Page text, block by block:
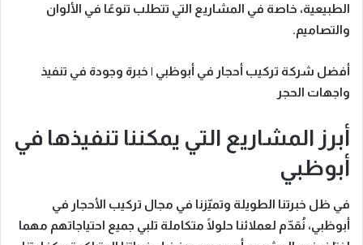
الطبيعية، خاصة في المشاريع التي تتطلب تنوعًا في الألوان
والتصاميم.
أفضل شركة تركيب أحجار في أبوظبي | خبرة وجودة في تنفيذ
واجهات الحجر
أبرز المشاريع التي يمكننا تنفيذها في
أبوظبي
في ظل خبرتنا الطويلة وتميّزنا في مجال تركيب الأحجار في
أبوظبي، نُقدّم لعملائنا حلولًا متكاملة تلبي جميع احتياجاتهم مهما